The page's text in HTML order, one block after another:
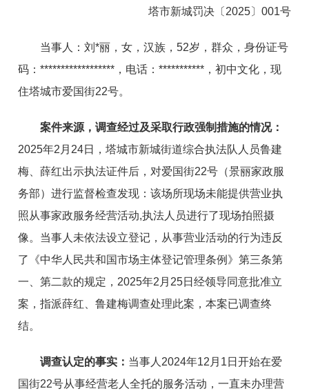
塔市新城罚决〔 2025〕 001号
当事人：刘*丽，女，汉族，52岁，群众，身份证号
码：****************** ，电话：*********** ，初中文化，现
住塔城市爱国街22号。
案件来源，调查经过及采取行政强制措施的情况：
2025年2月 24日，塔城市新城街道综合执法队人员鲁建
梅、薛红出示执法证件后，对爱国街22号（景丽家政服
务部）进行监督检查发现：该场所现场未能提供营业执
照从事家政服务经营活动,执法人员进行了现场拍照摄
像。当事人未依法设立登记，从事营业活动的行为违反
了《中华人民共和国市场主体登记管理条例》第三条第
一、第二款的规定，2025年2月25日经领导同意批准立
案，指派薛红、鲁建梅调查处理此案，本案已调查终
结。
调查认定的事实： 当事人2024年12月1日开始在爱
国街22号从事经营老人全托的服务活动，一直未办理营